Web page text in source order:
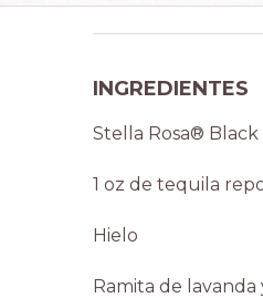
INGREDIENTES
Stella Rosa®
1 oz de tequila
Hielo
Ramita de lavanda